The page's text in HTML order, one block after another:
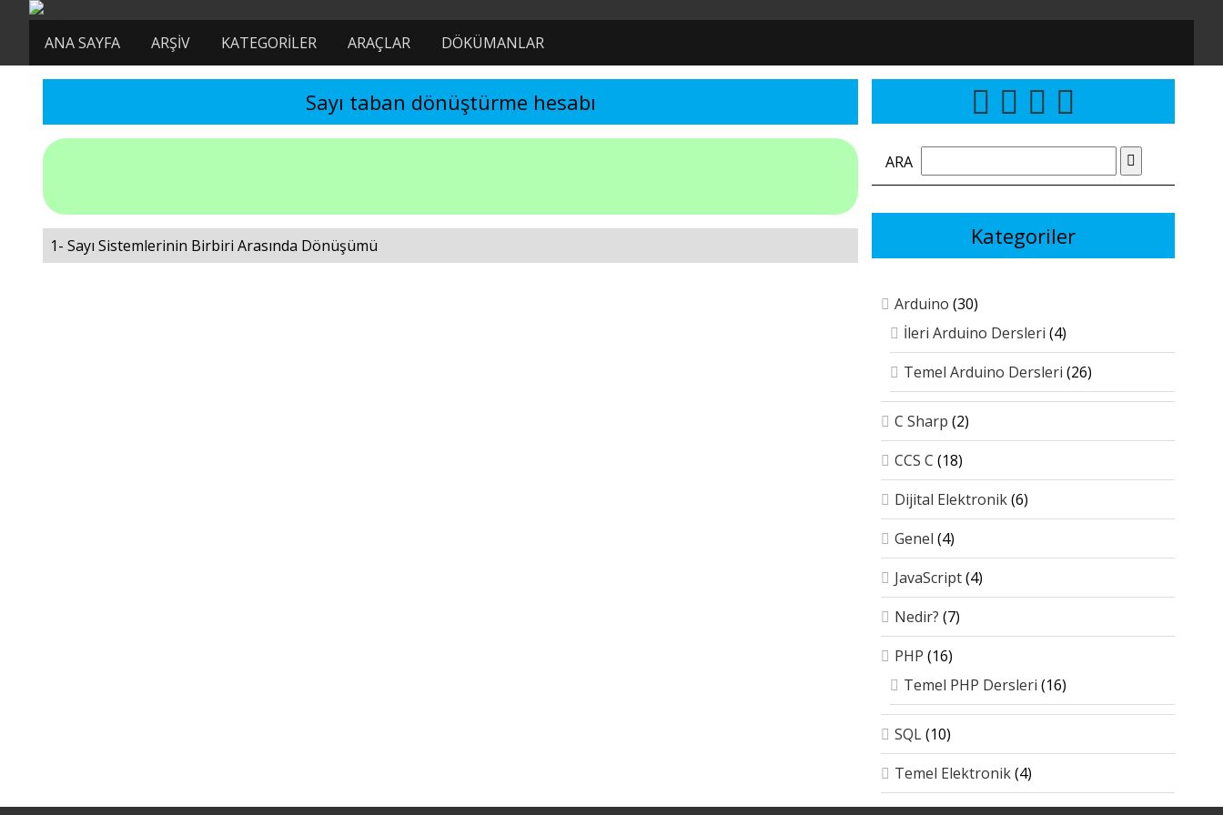
ANA SAYFA ARŞIV KATEGORILER ARAÇLAR DÖKÜMANLAR
Sayı taban dönüştürme hesabı
1- Sayı Sistemlerinin Birbiri Arasında Dönüşümü
ARA
Kategoriler
Arduino (30)
İleri Arduino Dersleri (4)
Temel Arduino Dersleri (26)
C Sharp (2)
CCS C (18)
Dijital Elektronik(6)
Genel (4)
JavaScript(4)
Nedir? (7)
PHP (16)
Temel PHP Dersleri (16)
SQL(10)
Temel Elektronik(4)